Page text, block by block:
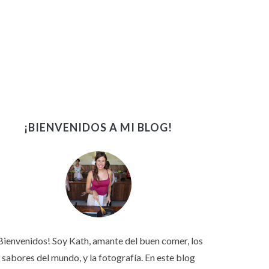
¡BIENVENIDOS A MI BLOG!
Soy Kath, amante del buen comer, los
sabores del mundo, y la fotografía. En este blog